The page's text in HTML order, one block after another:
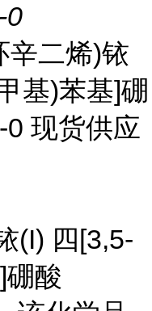
0
辛二烯)铱
基)苯基]硼
现货供应
(I) 四[3,5-
酸